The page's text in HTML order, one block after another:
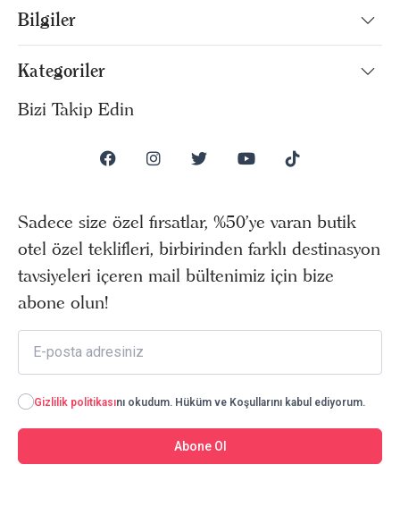
Bilgiler
Kategoriler
Bizi Takip Edin
Sadece size özel fırsatlar, %50’ye varan butik
otel özel teklifleri, birbirinden farklı destinasyon
tavsiyeleri içeren mail bültenimiz için bize
abone olun!
Gizlilik politikasını okudum. Hüküm ve Koşullarını kabul ediyorum.
Abone Ol